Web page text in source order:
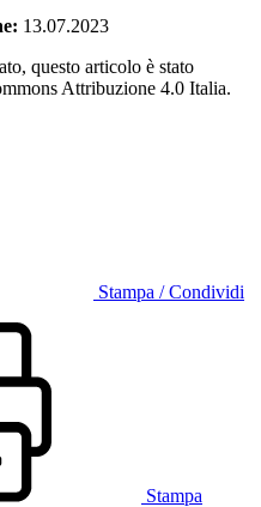
13.07.2023
questo articolo è stato
Attribuzione 4.0 Italia.
Stampa / Condividi
Stampa